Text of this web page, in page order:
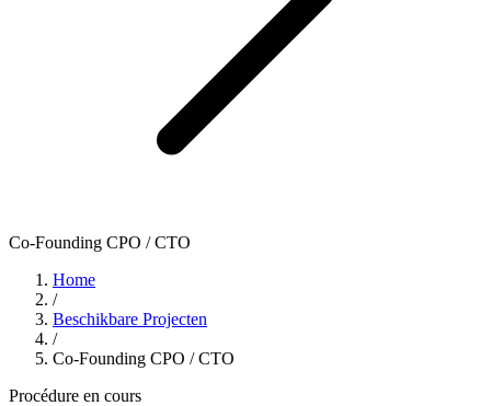
Co-Founding CPO / CTO
Home
/
Beschikbare Projecten
/
Co-Founding CPO / CTO
Procédure en cours